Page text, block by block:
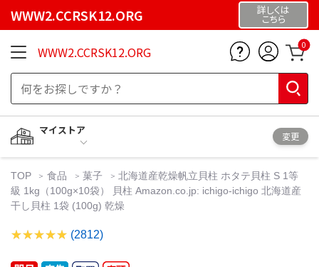
WWW2.CCRSK12.ORG 詳しくは
こちら
WWW2.CCRSK12.ORG 0
マイストア
変更
TOP 食品 菓子
北海道産乾燥帆立貝柱 ホタテ貝柱 S 1等
級 1kg（100g×10袋） 貝柱 Amazon.co.jp: ichigo-ichigo 北海道産
干し貝柱 1袋 (100g) 乾燥
(2812)